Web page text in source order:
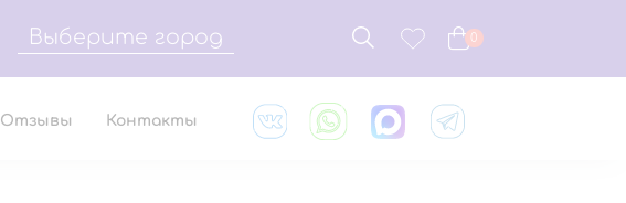
Выберите город 0
Отзывы Контакты